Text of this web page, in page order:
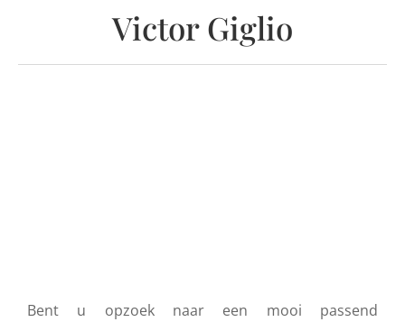
Victor Giglio
Bent u opzoek naar een mooi passend